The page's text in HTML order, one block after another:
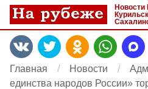
Главная Новости
единства народов России»